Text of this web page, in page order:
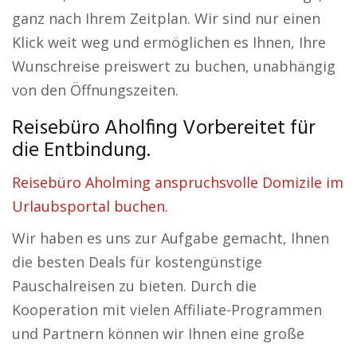
ganz nach Ihrem Zeitplan. Wir sind nur einen
Klick weit weg und ermöglichen es Ihnen, Ihre
Wunschreise preiswert zu buchen, unabhängig
von den Öffnungszeiten.
Reisebüro Aholfing Vorbereitet für
die Entbindung.
Reisebüro Aholming anspruchsvolle Domizile im
Urlaubsportal buchen.
Wir haben es uns zur Aufgabe gemacht, Ihnen
die besten Deals für kostengünstige
Pauschalreisen zu bieten. Durch die
Kooperation mit vielen Affiliate-Programmen
und Partnern können wir Ihnen eine große